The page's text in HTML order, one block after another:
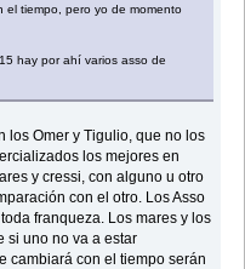
el tiempo, pero yo de momento
hay por ahí varios asso de
los Omer y Tigulio, que no los
los mejores en
y cressi, con alguno u otro
con el otro. Los Asso
franqueza. Los mares y los
si uno no va a estar
cambiará con el tiempo serán